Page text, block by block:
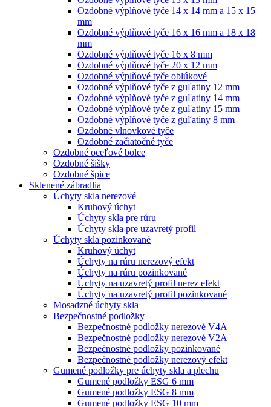
Ozdobné výplňové tyče 14 x 14 mm a 15 x 15
mm
Ozdobné výplňové tyče 16 x 16 mm a 18 x 18
mm
Ozdobné výplňové tyče 16 x 8 mm
Ozdobné výplňové tyče 20 x 12 mm
Ozdobné výplňové tyče oblúkové
Ozdobné výplňové tyče z guľatiny 12 mm
Ozdobné výplňové tyče z guľatiny 14 mm
Ozdobné výplňové tyče z guľatiny 15 mm
Ozdobné výplňové tyče z guľatiny 8 mm
Ozdobné vlnovkové tyče
Ozdobné začiatočné tyče
Ozdobné oceľové bolce
Ozdobné šišky
Ozdobné špice
Sklenené zábradlia
Úchyty skla nerezové
Kruhový úchyt
Úchyty skla pre rúru
Úchyty skla pre uzavretý profil
Úchyty skla pozinkované
Kruhový úchyt
Úchyty na rúru nerezový efekt
Úchyty na rúru pozinkované
Úchyty na uzavretý profil nerez efekt
Úchyty na uzavretý profil pozinkované
Mosadzné úchyty skla
Bezpečnostné podložky
Bezpečnostné podložky nerezové V4A
Bezpečnostné podložky nerezové V2A
Bezpečnostné podložky pozinkované
Bezpečnostné podložky nerezový efekt
Gumené podložky pre úchyty skla a plechu
Gumené podložky ESG 6 mm
Gumené podložky ESG 8 mm
Gumené podložky ESG 10 mm